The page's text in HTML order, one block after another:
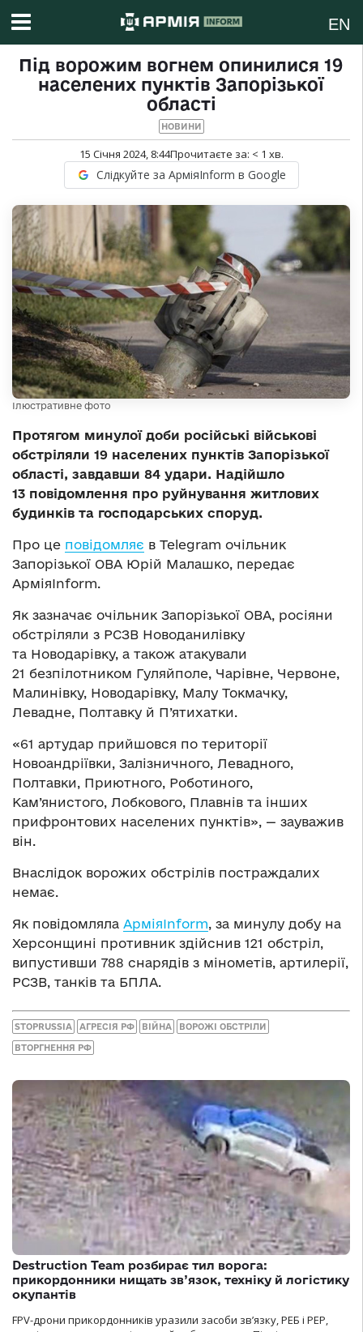
EN
Під ворожим вогнем опинилися 19
населених пунктів Запорізької
області
НОВИНИ
15 Січня 2024, 8:44Прочитаєте за: < 1 хв.
Слідкуйте за АрміяInform в Google
Ілюстративне фото
Протягом минулої доби російські військові
обстріляли 19 населених пунктів Запорізької
області, завдавши 84 удари. Надійшло
13 повідомлення про руйнування житлових
будинків та господарських споруд.
Про це повідомляє в Telegram очільник
Запорізької ОВА Юрій Малашко, передає
АрміяInform.
Як зазначає очільник Запорізької ОВА, росіяни
обстріляли з РСЗВ Новоданилівку
та Новодарівку, а також атакували
21 безпілотником Гуляйполе, Чарівне, Червоне,
Малинівку, Новодарівку, Малу Токмачку,
Левадне, Полтавку й П’ятихатки.
«61 артудар прийшовся по території
Новоандріївки, Залізничного, Левадного,
Полтавки, Приютного, Роботиного,
Кам’янистого, Лобкового, Плавнів та інших
прифронтових населених пунктів», — зауважив
він.
Внаслідок ворожих обстрілів постраждалих
немає.
Як повідомляла АрміяInform, за минулу добу на
Херсонщині противник здійснив 121 обстріл,
випустивши 788 снарядів з мінометів, артилерії,
РСЗВ, танків та БПЛА.
STOPRUSSIA АГРЕСІЯ РФ ВІЙНА ВОРОЖІ ОБСТРІЛИ
ВТОРГНЕННЯ РФ
Destruction Team розбирає тил ворога:
прикордонники нищать зв’язок, техніку й логістику
окупантів
FPV-дрони прикордонників уразили засоби зв’язку, РЕБ і РЕР,